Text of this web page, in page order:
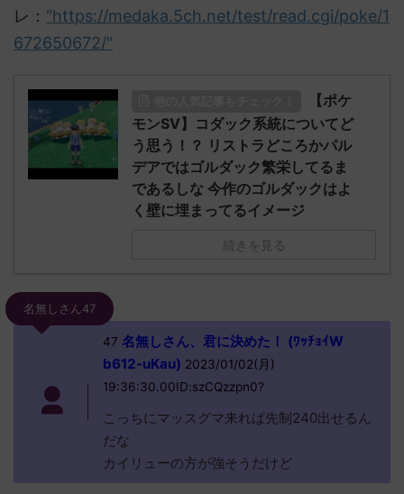
レ： "https://medaka.5ch.net/test/read.cgi/poke/1
672650672/"
【ポケ
モンSV】コダック系統についてど
う思う！？ リストラどころかパル
デアではゴルダック繁栄してるま
であるしな 今作のゴルダックはよ
く壁に埋まってるイメージ
続きを見る
名無しさん47
47 名無しさん、君に決めた！ (ﾜｯﾁｮｲW
b612-uKau) 2023/01/02(月)
19:36:30.00ID:szCQzzpn0?
こっちにマッスグマ来れば先制240出せるん
だな
カイリューの方が強そうだけど